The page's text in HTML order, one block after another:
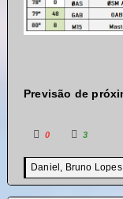
Previsão de
0 3
Daniel, Bruno